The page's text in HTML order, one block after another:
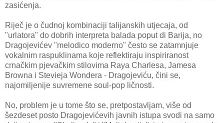
zasićenja.
Riječ je o čudnoj kombinaciji talijanskih utjecaja, od
"urlatora" do dobrih interpreta balada poput di Barija, no
Dragojevićev "melodico moderno" često se zatamnjuje
vokalnim raspuklinama koje reflektiraju inspiriranost
crnačkim pjevačkim stilovima Raya Charlesa, Jamesa
Browna i Stevieja Wondera - Dragojeviću, čini se,
najomiljenije suvremene soul-pop ličnosti.
No, problem je u tome što se, pretpostavljam, više od
šezdeset posto Dragojevićevih javnih istupa svodi na samo